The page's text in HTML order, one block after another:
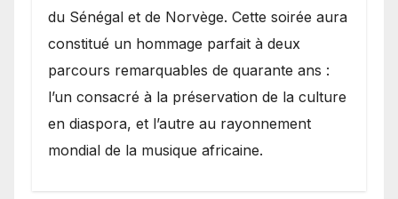
du Sénégal et de Norvège. Cette soirée aura
constitué un hommage parfait à deux
parcours remarquables de quarante ans :
l’un consacré à la préservation de la culture
en diaspora, et l’autre au rayonnement
mondial de la musique africaine.